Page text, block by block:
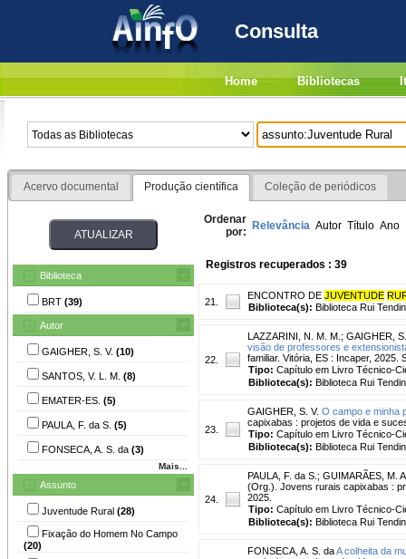
Consulta
Home Bibliotecas
Acervo documental Produção científica Coleção de periódicos
Biblioteca
BRT (39)
Autor
GAIGHER, S. V. (10)
SANTOS, V. L. M. (8)
EMATER-ES. (5)
PAULA, F. da S. (5)
FONSECA, A. S. da (3)
Mais...
Assunto
Juventude Rural (28)
Fixação do Homem No Campo
(20)
Ordenar
por: Relevância Autor Título Ano
Registros recuperados : 39
21.
ENCONTRO DE JUVENTUDE
Biblioteca(s): Biblioteca Rui
22.
LAZZARINI, N. M. M. ; GAIGHER,
visão de professores e
familiar. Vitória, ES : Incaper, 2025.
Tipo: Capítulo em Livro Técnico-
Biblioteca(s): Biblioteca Rui
23.
GAIGHER, S. V. O campo e minha
capixabas : projetos de vida e
Tipo: Capítulo em Livro Técnico-
Biblioteca(s): Biblioteca Rui
24.
PAULA, F. da S. ; GUIMARÃES, M.
(Org.). Jovens rurais capixabas :
2025.
Tipo: Capítulo em Livro Técnico-
Biblioteca(s): Biblioteca Rui
FONSECA, A. S. daA colheita da